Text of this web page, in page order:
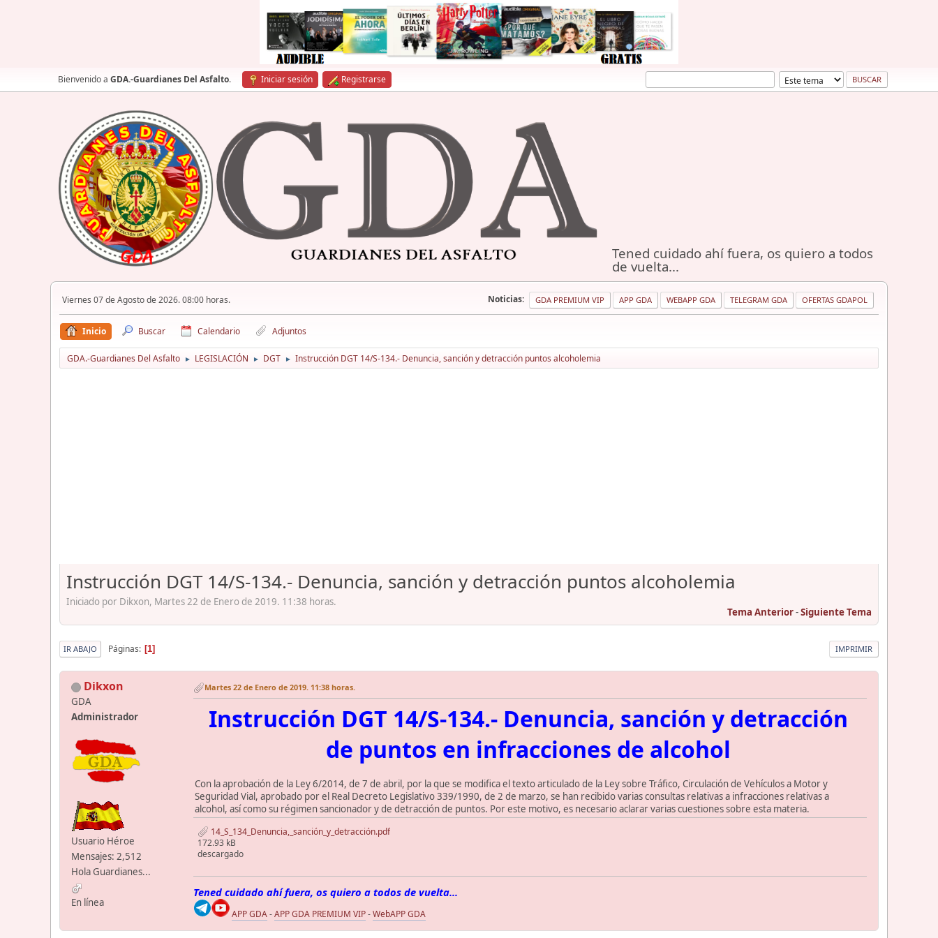
Bienvenido a GDA.-Guardianes Del Asfalto. Iniciar sesión Registrarse
Tened cuidado ahí fuera, os quiero a todos
de vuelta...
Viernes 07 de Agosto de 2026. 08:00 horas. Noticias: GDA PREMIUM VIP APP GDA WEBAPP GDA TELEGRAM GDA OFERTAS GDAPOL
Inicio Buscar Calendario Adjuntos
GDA.-Guardianes Del Asfalto ► LEGISLACIÓN ► DGT ► Instrucción DGT 14/S-134.- Denuncia, sanción y detracción puntos alcoholemia
Instrucción DGT 14/S-134.- Denuncia, sanción y detracción puntos alcoholemia
Iniciado por Dikxon, Martes 22 de Enero de 2019. 11:38 horas.
Tema Anterior-Siguiente Tema
IMPRIMIR
IR ABAJO Páginas 1
Dikxon
GDA
Administrador
Usuario Héroe
Mensajes: 2,512
Hola Guardianes...
En línea
Martes 22 de Enero de 2019. 11:38 horas.
Instrucción DGT 14/S-134.- Denuncia, sanción y detracción
de puntos en infracciones de alcohol
Con la aprobación de la Ley 6/2014, de 7 de abril, por la que se modifica el texto articulado de la Ley sobre Tráfico, Circulación de Vehículos a Motor y
Seguridad Vial, aprobado por el Real Decreto Legislativo 339/1990, de 2 de marzo, se han recibido varias consultas relativas a infracciones relativas a
alcohol, así como su régimen sancionador y de detracción de puntos. Por este motivo, es necesario aclarar varias cuestiones sobre esta materia.
14_S_134_Denuncia,_sanción_y_detracción.pdf
172.93 kB
descargado
Tened cuidado ahí fuera, os quiero a todos de vuelta...
APP GDA-APP GDA PREMIUM VIP-WebAPP GDA